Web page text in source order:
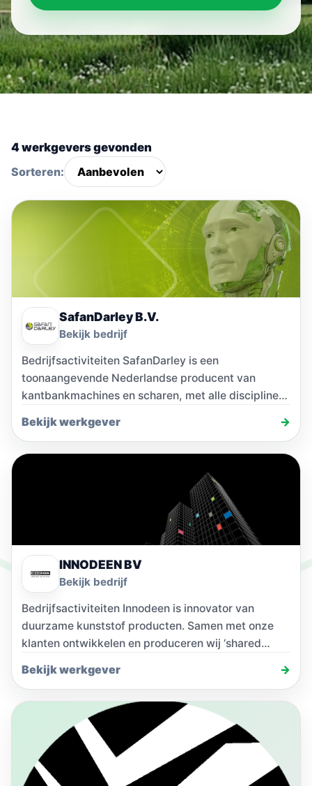
4 werkgevers gevonden
Sorteren:
SafanDarley B.V.
Bekijk bedrijf
Bedrijfsactiviteiten SafanDarley is een
toonaangevende Nederlandse producent van
kantbankmachines en scharen, met alle disciplines
Bekijk werkgever →
INNODEEN BV
Bekijk bedrijf
Bedrijfsactiviteiten Innodeen is innovator van
duurzame kunststof producten. Samen met onze
klanten ontwikkelen en produceren wij ‘shared
duurzaam.Kunststof…
Bekijk werkgever →